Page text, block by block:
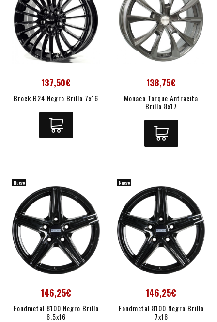
137,50€
Brock B24 Negro Brillo 7x16
138,75€
Monaco Torque Antracita
Brillo 8x17
Nuevo
146,25€
Fondmetal 8100 Negro Brillo
6.5x16
Nuevo
146,25€
Fondmetal 8100 Negro Brillo
7x16